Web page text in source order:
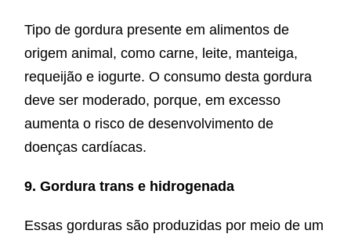
Tipo de gordura presente em alimentos de
origem animal, como carne, leite, manteiga,
requeijão e iogurte. O consumo desta gordura
deve ser moderado, porque, em excesso
aumenta o risco de desenvolvimento de
doenças cardíacas.
9. Gordura trans e hidrogenada
Essas gorduras são produzidas por meio de um